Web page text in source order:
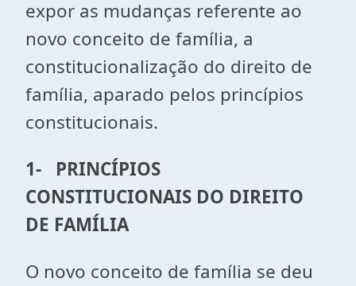
expor as mudanças referente ao
novo conceito de família, a
constitucionalização do direito de
família, aparado pelos princípios
constitucionais.
1- PRINCÍPIOS
CONSTITUCIONAIS DO DIREITO
DE FAMÍLIA
O novo conceito de família se deu